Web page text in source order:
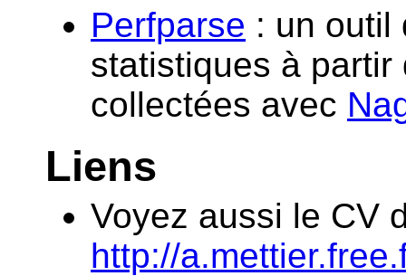
Perfparse : un outil
statistiques à partir
collectées avec
Liens
Voyez aussi le CV
http://